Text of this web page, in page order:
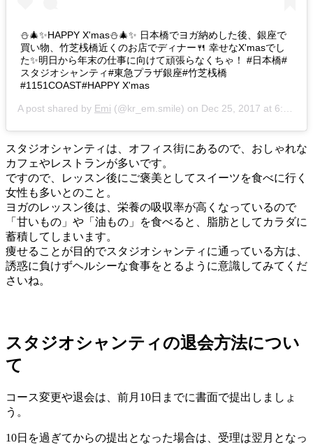
⛄🎄✨HAPPY X'mas⛄🎄✨ 日本橋でヨガ納めした後、銀座で
買い物、竹芝桟橋近くのお店でディナー🍴 幸せなX'masでし
た✨明日から年末の仕事に向けて頑張らなくちゃ！ #日本橋#
スタジオシャンティ#東急プラザ銀座#竹芝桟橋
#1151COAST#HAPPY X'mas
A post shared by Emi (@kr_em.smile) on Dec 25, 2017 at 6:28am PST
スタジオシャンティは、オフィス街にあるので、おしゃれな
カフェやレストランが多いです。
ですので、レッスン後にご褒美としてスイーツを食べに行く
女性も多いとのこと。
ヨガのレッスン後は、栄養の吸収率が高くなっているので
「甘いもの」や「油もの」を食べると、
脂肪としてカラダに
蓄積してしまいます。
痩せることが目的でスタジオシャンティに通っている方は、
誘惑に負けずヘルシーな食事をとるように意識してみてくだ
さいね。
スタジオシャンティの退会方法につい
て
コース変更や退会は、 前月10日までに書面で提出 しましょ
う。
10日を過ぎてからの提出となった場合は、受理は翌月となっ